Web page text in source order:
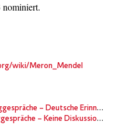
nominiert.
wiki/Meron_Mendel
nach dem 7. Oktober: Zwischen Staatsräson und universellem Recht
Diskussion! Öffentlichkeit als Verbotszone